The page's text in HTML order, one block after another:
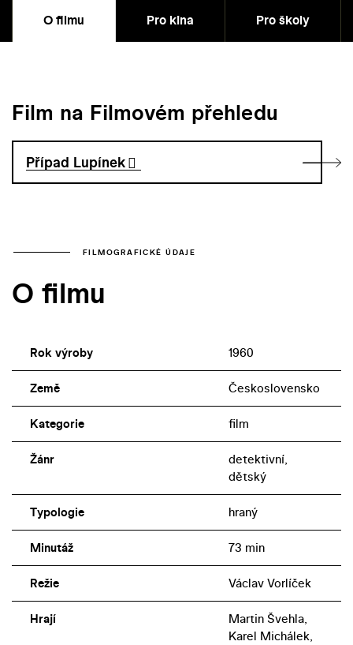
O filmu Pro kina Pro školy
Film na Filmovém přehledu
Případ Lupínek
FILMOGRAFICKÉ ÚDAJE
O filmu
Rok výroby 1960
Země Československo
Kategorie film
Žánr
detektivní,
dětský
Typologie hraný
Minutáž 73 min
Režie Václav Vorlíček
Hrají
Martin Švehla,
Karel Michálek,